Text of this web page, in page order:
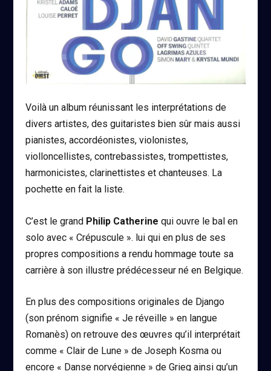
Voilà un album réunissant les interprétations de
divers artistes, des guitaristes bien sûr mais aussi
pianistes, accordéonistes, violonistes,
violloncellistes, contrebassistes, trompettistes,
harmonicistes, clarinettistes et chanteuses. La
pochette en fait la liste.
C’est le grand Philip Catherine qui ouvre le bal en
solo avec « Crépuscule ». lui qui en plus de ses
propres compositions a rendu hommage toute sa
carrière à son illustre prédécesseur né en Belgique.
En plus des compositions originales de Django
(son prénom signifie « Je réveille » en langue
Romanès) on retrouve des œuvres qu’il interprétait
comme « Clair de Lune » de Joseph Kosma ou
encore « Danse norvégienne » de Grieg ainsi qu’un